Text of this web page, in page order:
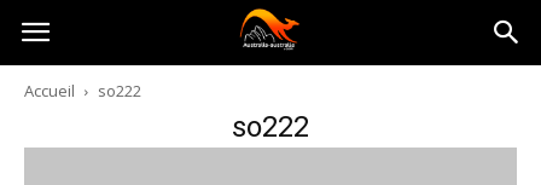
Australia-
australie.com
Accueil so222
so222